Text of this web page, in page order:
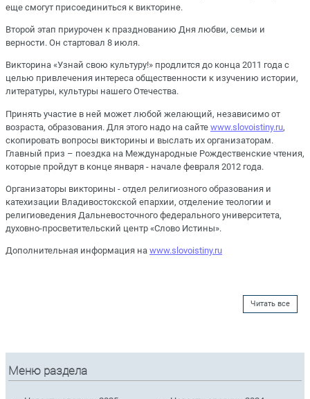
еще смогут присоединиться к викторине.
Второй этап приурочен к празднованию Дня любви, семьи и
верности. Он стартовал 8 июля.
Викторина «Узнай свою культуру!» продлится до конца 2011 года с
целью привлечения интереса общественности к изучению истории,
литературы, культуры нашего Отечества.
Принять участие в ней может любой желающий, независимо от
возраста, образования. Для этого надо на сайте www.slovoistiny.ru,
скопировать вопросы викторины и выслать их организаторам.
Главный приз – поездка на Международные Рождественские чтения,
которые пройдут в конце января - начале февраля 2012 года.
Организаторы викторины - отдел религиозного образования и
катехизации Владивостокской епархии, отделение теологии и
религиоведения Дальневосточного федерального университета,
духовно-просветительский центр «Слово Истины».
Дополнительная информация на www.slovoistiny.ru
Читать все
Меню раздела